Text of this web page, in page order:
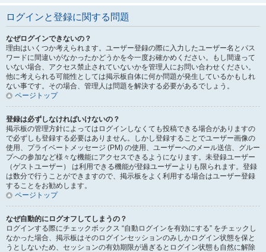
ログインと登録に関する問題
なぜログインできないの？
理由はいくつか考えられます。ユーザー登録の際に入力したユーザー名とパス
ワードに間違いがなかったかどうかを今一度お確かめください。もし間違って
いない場合、アクセス禁止されていないかを管理人にお問い合わせください。
他に考えられる可能性としては掲示板自体に何か問題が発生しているかもしれ
ない事です。その場合、管理人は問題を解決する必要があるでしょう。
ページトップ
登録は必ずしなければいけないの？
掲示板の管理方針によってはログインしなくても投稿できる場合がありますの
で必ずしも登録する必要はありません。しかし登録することでユーザー画像の
使用、プライベートメッセージ (PM) の使用、ユーザーへのメール送信、グルー
プへの参加など様々な機能にアクセスできるようになります。未登録ユーザー
（ゲストユーザー） は利用できる機能が登録ユーザーよりも限られます。登録
は数分で行うことができますので、掲示板をよく利用する場合はユーザー登録
することをお勧めします。
ページトップ
なぜ自動的にログオフしてしまうの？
ログインする際にチェックボックス “自動ログインを有効にする” をチェックし
なかった場合、掲示板はそのログインセッションのみしかログイン状態を保と
うとしないため、セッションの有効期限が過ぎるとログイン状態も自然に解除